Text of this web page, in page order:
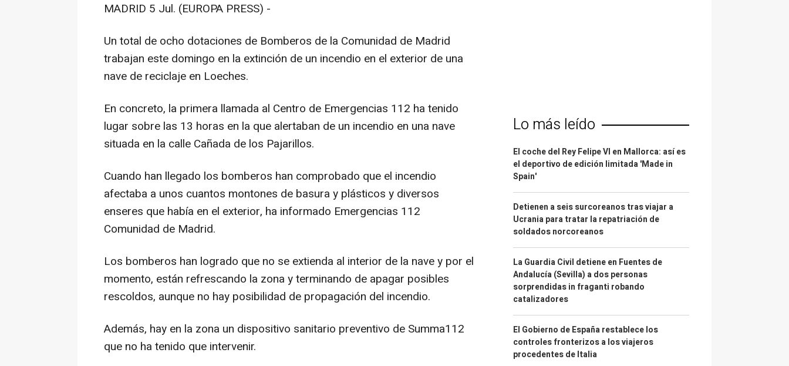
MADRID 5 Jul. (EUROPA PRESS) -
Un total de ocho dotaciones de Bomberos de la Comunidad de Madrid
trabajan este domingo en la extinción de un incendio en el exterior de una
nave de reciclaje en Loeches.
En concreto, la primera llamada al Centro de Emergencias 112 ha tenido
lugar sobre las 13 horas en la que alertaban de un incendio en una nave
situada en la calle Cañada de los Pajarillos.
Cuando han llegado los bomberos han comprobado que el incendio
afectaba a unos cuantos montones de basura y plásticos y diversos
enseres que había en el exterior, ha informado Emergencias 112
Comunidad de Madrid.
Los bomberos han logrado que no se extienda al interior de la nave y por el
momento, están refrescando la zona y terminando de apagar posibles
rescoldos, aunque no hay posibilidad de propagación del incendio.
Además, hay en la zona un dispositivo sanitario preventivo de Summa112
que no ha tenido que intervenir.
Lo más leído
El coche del Rey Felipe VI en Mallorca: así es
el deportivo de edición limitada 'Made in
Spain'
Detienen a seis surcoreanos tras viajar a
Ucrania para tratar la repatriación de
soldados norcoreanos
La Guardia Civil detiene en Fuentes de
Andalucía (Sevilla) a dos personas
sorprendidas in fraganti robando
catalizadores
El Gobierno de España restablece los
controles fronterizos a los viajeros
procedentes de Italia